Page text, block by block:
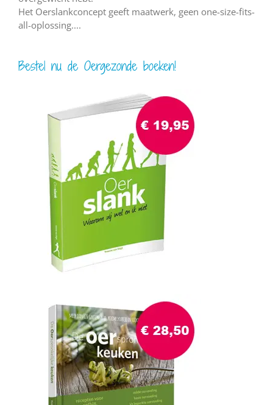
Het Oerslankconcept geeft maatwerk, geen one-size-fits-
all-oplossing....
Bestel nu de Oergezonde boeken!